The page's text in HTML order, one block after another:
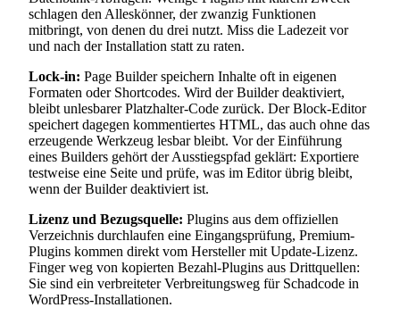
schlagen den Alleskönner, der zwanzig Funktionen
mitbringt, von denen du drei nutzt. Miss die Ladezeit vor
und nach der Installation statt zu raten.
Lock-in: Page Builder speichern Inhalte oft in eigenen
Formaten oder Shortcodes. Wird der Builder deaktiviert,
bleibt unlesbarer Platzhalter-Code zurück. Der Block-Editor
speichert dagegen kommentiertes HTML, das auch ohne das
erzeugende Werkzeug lesbar bleibt. Vor der Einführung
eines Builders gehört der Ausstiegspfad geklärt: Exportiere
testweise eine Seite und prüfe, was im Editor übrig bleibt,
wenn der Builder deaktiviert ist.
Lizenz und Bezugsquelle: Plugins aus dem offiziellen
Verzeichnis durchlaufen eine Eingangsprüfung, Premium-
Plugins kommen direkt vom Hersteller mit Update-Lizenz.
Finger weg von kopierten Bezahl-Plugins aus Drittquellen:
Sie sind ein verbreiteter Verbreitungsweg für Schadcode in
WordPress-Installationen.